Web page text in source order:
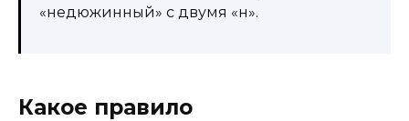
«недюжинный» с двумя «н».
Какое правило